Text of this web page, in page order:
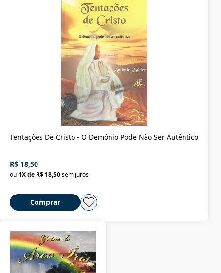
Tentações De Cristo - O Demônio Pode Não Ser Autêntico
R$ 18,50
ou1X de R$ 18,50sem juros
Comprar